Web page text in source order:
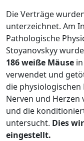
Die Verträge
unterzeichnet. Am
Pathologische
Stoyanovskyy
186 weiße Mäuse
verwendet und
die physiologischen
Nerven und Herzen
und die
untersucht. Dies
eingestellt.